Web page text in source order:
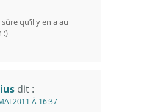
qu’il y en a au
:)
dit :
2011 À 16:37